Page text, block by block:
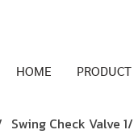
HOME PRODUCT
Swing Check Valve